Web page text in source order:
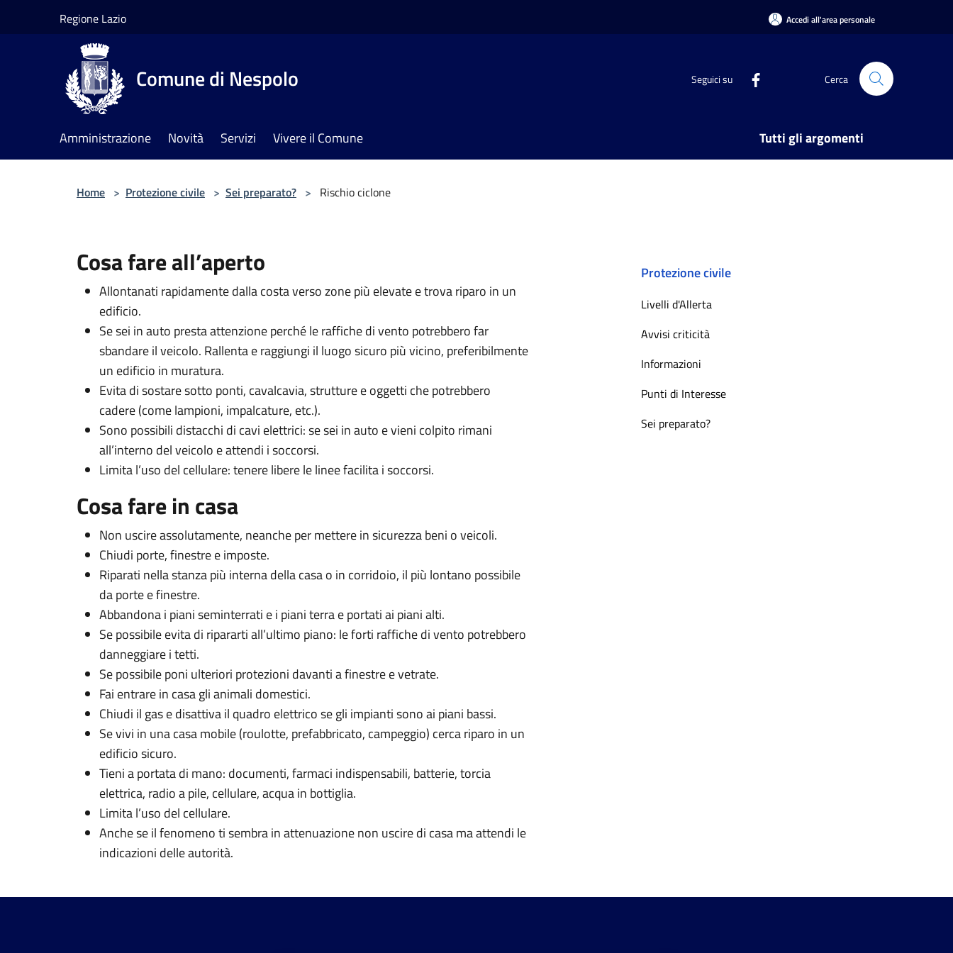
Regione Lazio Accedi all'area personale
Comune di Nespolo Seguici su Cerca
Amministrazione Novità Servizi Vivere il Comune Tutti gli argomenti
Home > Protezione civile > Sei preparato? > Rischio ciclone
Cosa fare all’aperto
Allontanati rapidamente dalla costa verso zone più elevate e trova riparo in un
edificio.
Se sei in auto presta attenzione perché le raffiche di vento potrebbero far
sbandare il veicolo. Rallenta e raggiungi il luogo sicuro più vicino, preferibilmente
un edificio in muratura.
Evita di sostare sotto ponti, cavalcavia, strutture e oggetti che potrebbero
cadere (come lampioni, impalcature, etc.).
Sono possibili distacchi di cavi elettrici: se sei in auto e vieni colpito rimani
all’interno del veicolo e attendi i soccorsi.
Limita l’uso del cellulare: tenere libere le linee facilita i soccorsi.
Cosa fare in casa
Non uscire assolutamente, neanche per mettere in sicurezza beni o veicoli.
Chiudi porte, finestre e imposte.
Riparati nella stanza più interna della casa o in corridoio, il più lontano possibile
da porte e finestre.
Abbandona i piani seminterrati e i piani terra e portati ai piani alti.
Se possibile evita di ripararti all’ultimo piano: le forti raffiche di vento potrebbero
danneggiare i tetti.
Se possibile poni ulteriori protezioni davanti a finestre e vetrate.
Fai entrare in casa gli animali domestici.
Chiudi il gas e disattiva il quadro elettrico se gli impianti sono ai piani bassi.
Se vivi in una casa mobile (roulotte, prefabbricato, campeggio) cerca riparo in un
edificio sicuro.
Tieni a portata di mano: documenti, farmaci indispensabili, batterie, torcia
elettrica, radio a pile, cellulare, acqua in bottiglia.
Limita l’uso del cellulare.
Anche se il fenomeno ti sembra in attenuazione non uscire di casa ma attendi le
indicazioni delle autorità.
Protezione civile
Livelli d'Allerta
Avvisi criticità
Informazioni
Punti di Interesse
Sei preparato?